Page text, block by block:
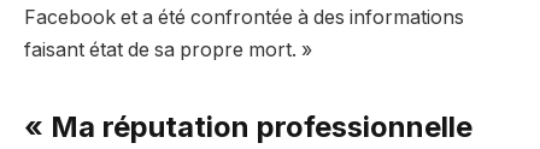
Facebook et a été confrontée à des informations
faisant état de sa propre mort. »
« Ma réputation professionnelle